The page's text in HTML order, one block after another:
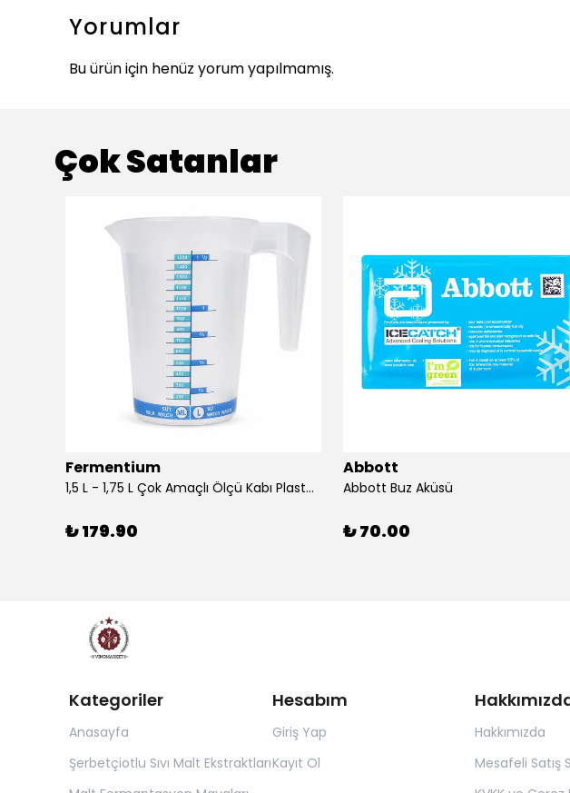
Yorumlar
Bu ürün için henüz yorum yapılmamış.
Çok Satanlar
Fermentium
1,5 L - 1,75 L Çok Amaçlı Ölçü Kabı PlastArt
₺ 179.90
Abbott
Abbott Buz Aküsü
₺ 70.00
Kategoriler
Anasayfa
Şerbetçiotlu Sıvı Malt Ekstraktları
Hesabım
Giriş Yap
Kayıt Ol
Hakkımızda
Mesafeli Satış